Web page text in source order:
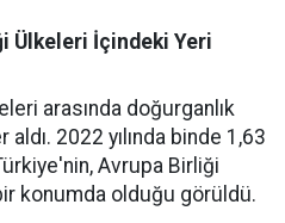
Ülkeleri İçindeki Yeri
arasında doğurganlık
aldı. 2022 yılında binde 1,63
Avrupa Birliği
konumda olduğu görüldü.